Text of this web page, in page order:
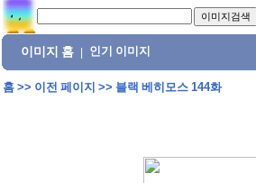
이미지 홈 인기 이미지
홈>> 이전 페이지 >> 블랙 베히모스 144화